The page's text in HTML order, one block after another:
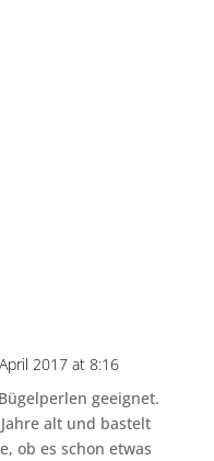
2017 at 8:16
geeignet.
alt und bastelt
ob es schon etwas